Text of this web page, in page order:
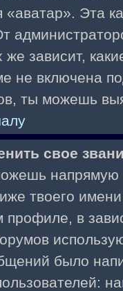
Эта
же зависит,
не включена
ты можешь
свое
напрямую
твоего
профиле, в
было